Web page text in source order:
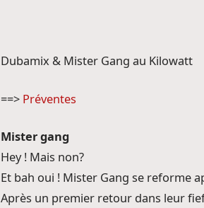
Dubamix & Mister Gang au Kilowatt
==> Préventes
Mister gang
Hey ! Mais non?
Et bah oui ! Mister Gang se reforme
Après un premier retour dans leur